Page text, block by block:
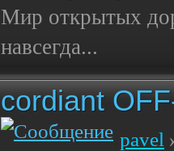
Мир открытых
навсегда...
cordiant
pavel